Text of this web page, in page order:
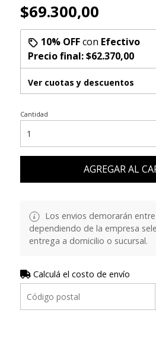
$69.300,00
10% OFFcon Efectivo
Precio final:$62.370,00
Ver cuotas y descuentos
Cantidad
AGREGAR AL
Los envios demorarán
dependiendo de la empresa
entrega a domicilio o sucursal.
Calculá el costo de envío